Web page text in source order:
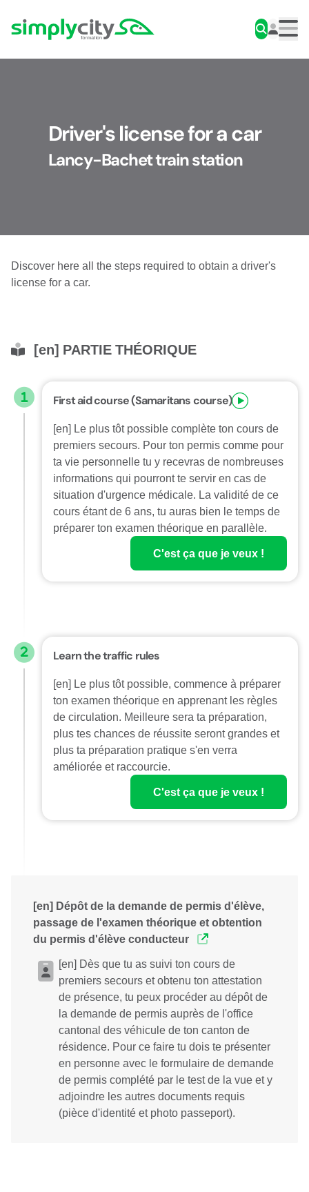
Simplycity
Driver's license for a car
Lancy-Bachet train station
Discover here all the steps required to obtain a driver's
license for a car.
[en] PARTIE THÉORIQUE
First aid course (Samaritans course)
[en] Le plus tôt possible complète ton cours de
premiers secours. Pour ton permis comme pour
ta vie personnelle tu y recevras de nombreuses
informations qui pourront te servir en cas de
situation d'urgence médicale. La validité de ce
cours étant de 6 ans, tu auras bien le temps de
préparer ton examen théorique en parallèle.
C'est ça que je veux !
Learn the traffic rules
[en] Le plus tôt possible, commence à préparer
ton examen théorique en apprenant les règles
de circulation. Meilleure sera ta préparation,
plus tes chances de réussite seront grandes et
plus ta préparation pratique s'en verra
améliorée et raccourcie.
C'est ça que je veux !
[en] Dépôt de la demande de permis d'élève,
passage de l'examen théorique et obtention
du permis d'élève conducteur
[en] Dès que tu as suivi ton cours de
premiers secours et obtenu ton attestation
de présence, tu peux procéder au dépôt de
la demande de permis auprès de l'office
cantonal des véhicule de ton canton de
résidence. Pour ce faire tu dois te présenter
en personne avec le formulaire de demande
de permis complété par le test de la vue et y
adjoindre les autres documents requis
(pièce d'identité et photo passeport).